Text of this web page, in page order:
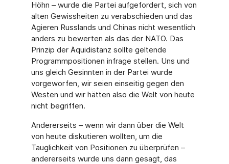
Höhn – wurde die Partei aufgefordert, sich von
alten Gewissheiten zu verabschieden und das
Agieren Russlands und Chinas nicht wesentlich
anders zu bewerten als das der NATO. Das
Prinzip der Äquidistanz sollte geltende
Programmpositionen infrage stellen. Uns und
uns gleich Gesinnten in der Partei wurde
vorgeworfen, wir seien einseitig gegen den
Westen und wir hätten also die Welt von heute
nicht begriffen.
Andererseits – wenn wir dann über die Welt
von heute diskutieren wollten, um die
Tauglichkeit von Positionen zu überprüfen –
andererseits wurde uns dann gesagt, das